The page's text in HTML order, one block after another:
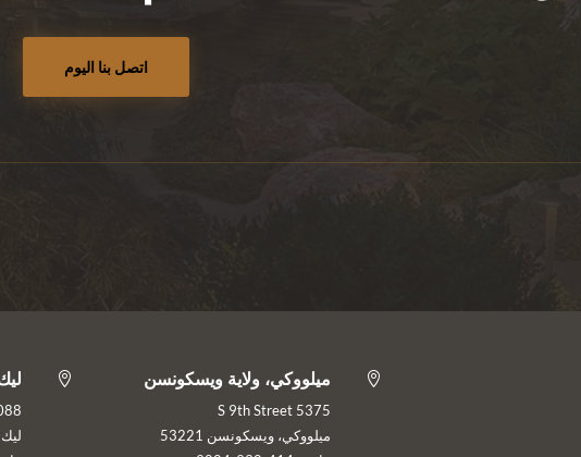
اتصل بنا اليوم

Hwy
ليك
 ميلووكي، ولاية ويسكونسن
5375 S 9th Street
ميلووكي، ويسكونسن 53221